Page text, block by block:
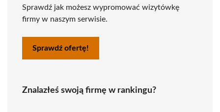
Sprawdź jak możesz wypromować wizytówkę
firmy w naszym serwisie.
Sprawdź ofertę!
Znalazłeś swoją firmę w rankingu?